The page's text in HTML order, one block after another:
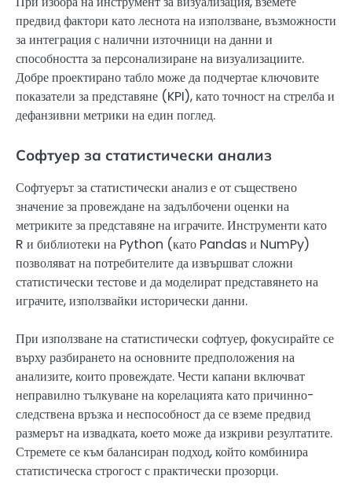
предвид фактори като леснота на използване, възможности
за интеграция с налични източници на данни и
способността за персонализиране на визуализациите.
Добре проектирано табло може да подчертае ключовите
показатели за представяне (KPI), като точност на стрелба и
дефанзивни метрики на един поглед.
Софтуер за статистически анализ
Софтуерът за статистически анализ е от съществено
значение за провеждане на задълбочени оценки на
метриките за представяне на играчите. Инструменти като
R и библиотеки на Python (като Pandas и NumPy)
позволяват на потребителите да извършват сложни
статистически тестове и да моделират представянето на
играчите, използвайки исторически данни.
При използване на статистически софтуер, фокусирайте се
върху разбирането на основните предположения на
анализите, които провеждате. Чести капани включват
неправилно тълкуване на корелацията като причинно-
следствена връзка и неспособност да се вземе предвид
размерът на извадката, което може да изкриви резултатите.
Стремете се към балансиран подход, който комбинира
статистическа строгост с практически прозорци.